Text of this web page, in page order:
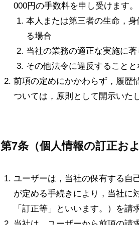
000円の手数料を申し受けます。
本人または第三者の生命，
る場合
当社の業務の適正な実施に
その他法令に違反することと
前項の定めにかかわらず，履歴
ついては，原則として開示いた
第7条（個人情報の訂正およ
ユーザーは，当社の保有する自
が定める手続きにより，当社に
「訂正等」といいます。）を請